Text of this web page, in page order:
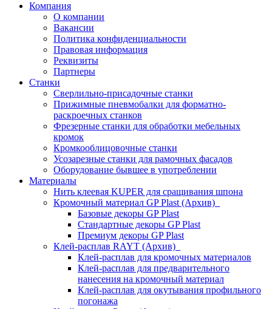
Компания
О компании
Вакансии
Политика конфиденциальности
Правовая информация
Реквизиты
Партнеры
Станки
Сверлильно-присадочные станки
Прижимные пневмобалки для форматно-
раскроечных станков
Фрезерные станки для обработки мебельных
кромок
Кромкооблицовочные станки
Усозарезные станки для рамочных фасадов
Оборудование бывшее в употреблении
Материалы
Нить клеевая KUPER для сращивания шпона
Кромочный материал GP Plast (Архив)
Базовые декоры GP Plast
Стандартные декоры GP Plast
Премиум декоры GP Plast
Клей-расплав RAYT (Архив)
Клей-расплав для кромочных материалов
Клей-расплав для предварительного
нанесения на кромочный материал
Клей-расплав для окутывания профильного
погонажа